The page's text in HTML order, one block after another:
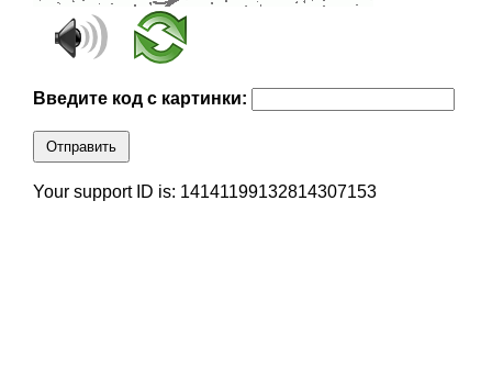
Введите код с картинки:
Отправить
Your support ID is: 14141199132814307153